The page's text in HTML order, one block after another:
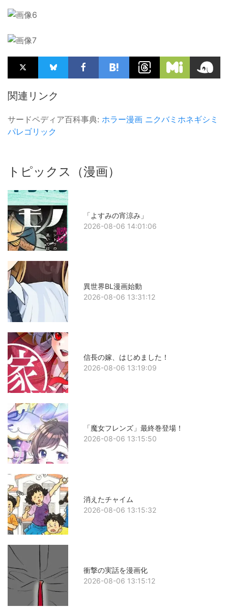
関連リンク
サードペディア百科事典: ホラー漫画 ニクバミホネギシミ
パレゴリック
トピックス（漫画）
「よすみの宵涼み」
2026-08-06 14:01:06
異世界BL漫画始動
2026-08-06 13:31:12
信長の嫁、はじめました！
2026-08-06 13:19:09
「魔女フレンズ」最終巻登場！
2026-08-06 13:15:50
消えたチャイム
2026-08-06 13:15:32
衝撃の実話を漫画化
2026-08-06 13:15:12